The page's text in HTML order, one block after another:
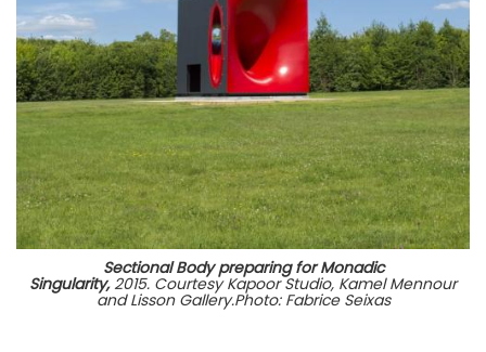
Sectional Body preparing for Monadic
Singularity,2015. Courtesy Kapoor Studio, Kamel Mennour
and Lisson Gallery.Photo: Fabrice Seixas